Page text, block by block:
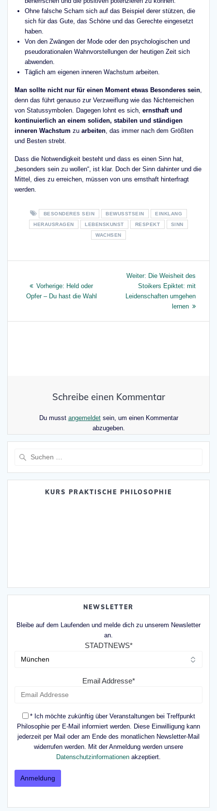
Ohne falsche Scham sich auf das Beispiel derer stützen, die
sich für das Gute, das Schöne und das Gerechte eingesetzt
haben.
Von den Zwängen der Mode oder den psychologischen und
pseudorationalen Wahnvorstellungen der heutigen Zeit sich
abwenden.
Täglich am eigenen inneren Wachstum arbeiten.
Man sollte nicht nur für einen Moment etwas Besonderes sein,
denn das führt genauso zur Verzweiflung wie das Nichterreichen
von Statussymbolen. Dagegen lohnt es sich, ernsthaft und
kontinuierlich an einem soliden, stabilen und ständigen
inneren Wachstum zu arbeiten, das immer nach dem Größten
und Besten strebt.
Dass die Notwendigkeit besteht und dass es einen Sinn hat,
„besonders sein zu wollen“, ist klar. Doch der Sinn dahinter und die
Mittel, dies zu erreichen, müssen von uns ernsthaft hinterfragt
werden.
BESONDERES SEIN BEWUSSTSEIN
EINKLANG
HERAUSRAGEN
LEBENSKUNST RESPEKT
SINN
WACHSEN
Beitragsnavigation
Vorherige: Vorheriger
Beitrag:
Held oder
Opfer – Du hast die Wahl
Weiter: Nächster
Beitrag:
Die Weisheit des
Stoikers Epiktet: mit
Leidenschaften umgehen
lernen
Schreibe einen Kommentar
Du musst angemeldetsein, um einen Kommentar
abzugeben.
KURS PRAKTISCHE PHILOSOPHIE
NEWSLETTER
Bleibe auf dem Laufenden und melde dich zu unserem Newsletter
an.
STADTNEWS*
Email Addresse*
* Ich möchte zukünftig über Veranstaltungen bei Treffpunkt
Philosophie per E-Mail informiert werden. Diese Einwilligung kann
jederzeit per Mail oder am Ende des monatlichen Newsletter-Mail
widerrufen werden. Mit der Anmeldung werden unsere
Datenschutzinformationen akzeptiert.